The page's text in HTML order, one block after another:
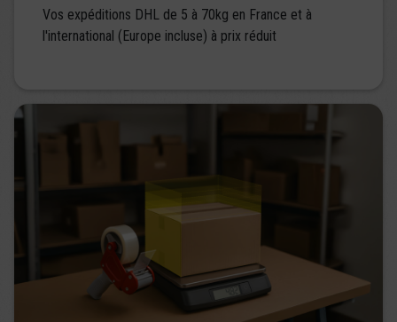
Vos expéditions DHL de 5 à 70kg en France et à
l'international (Europe incluse) à prix réduit